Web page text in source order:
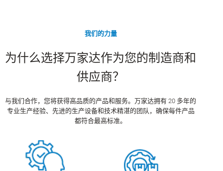
我们的力量
为什么选择万家达作为您的制造商和
供应商？
与我们合作，您将获得高品质的产品和服务。万家达拥有 20 多年的
专业生产经验、先进的生产设备和技术精湛的团队，确保每件产品
都符合最高标准。